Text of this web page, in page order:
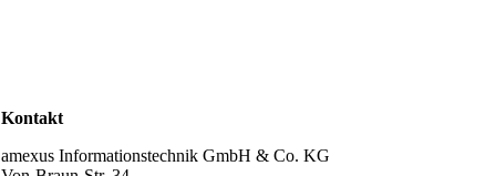
Kontakt
amexus Informationstechnik GmbH & Co. KG